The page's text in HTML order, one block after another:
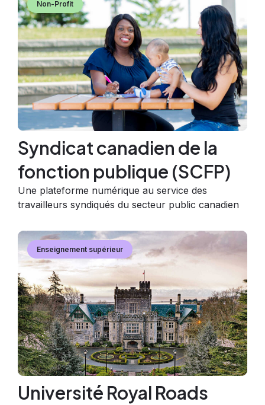
Non-Profit
Syndicat canadien de la
fonction publique (SCFP)
Une plateforme numérique au service des
travailleurs syndiqués du secteur public canadien
Enseignement supérieur
Image
Image
Université Royal Roads